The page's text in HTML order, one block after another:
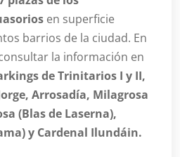
en superficie
barrios de la ciudad. En
la información en
de Trinitarios I y II,
Arrosadía, Milagrosa
(Blas de Laserna),
y Cardenal Ilundáin.